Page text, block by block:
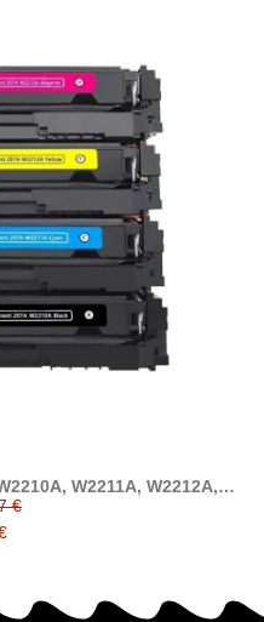
W2211A, W2212A,
€